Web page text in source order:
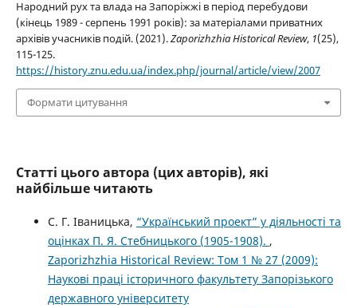
Народний рух та влада на Запоріжжі в період перебудови
(кінець 1989 - серпень 1991 років): за матеріалами приватних
архівів учасників подій. (2021).Zaporizhzhia Historical Review, 1(25),
115-125.
https://history.znu.edu.ua/index.php/journal/article/view/2007
Формати цитування
Статті цього автора (цих авторів), які
найбільше читають
С. Г. Іваницька, “Український проект” у діяльності та
оцінках П. Я. Стебницького (1905-1908). ,
Zaporizhzhia Historical Review: Том 1 № 27 (2009):
Наукові праці історичного факультету Запорізького
державного університету